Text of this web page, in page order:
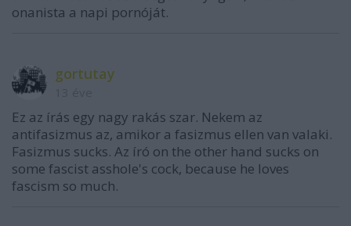
onanista a napi pornóját.
gortutay
Ez az írás egy nagy rakás szar. Nekem az
antifasizmus az, amikor a fasizmus ellen van valaki.
Fasizmus sucks. Az író on the other hand sucks on
some fascist asshole's cock, because he loves
fascism so much.